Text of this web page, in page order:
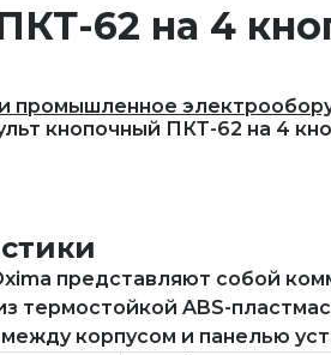
62 на 4
промышленное
кнопочный ПКТ-62 на 4
представляют собой
термостойкой ABS-
корпусом и панелью